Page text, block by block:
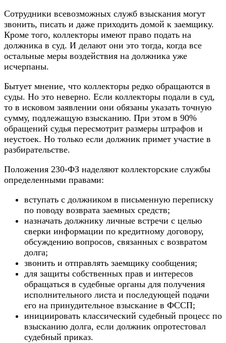
Сотрудники всевозможных служб взыскания могут
звонить, писать и даже приходить домой к заемщику.
Кроме того, коллекторы имеют право подать на
должника в суд. И делают они это тогда, когда все
остальные меры воздействия на должника уже
исчерпаны.
Бытует мнение, что коллекторы редко обращаются в
суды. Но это неверно. Если коллекторы подали в суд,
то в исковом заявлении они обязаны указать точную
сумму, подлежащую взысканию. При этом в 90%
обращений судья пересмотрит размеры штрафов и
неустоек. Но только если должник примет участие в
разбирательстве.
Положения 230-ФЗ наделяют коллекторские службы
определенными правами:
вступать с должником в письменную переписку
по поводу возврата заемных средств;
назначать должнику личные встречи с целью
сверки информации по кредитному договору,
обсуждению вопросов, связанных с возвратом
долга;
звонить и отправлять заемщику сообщения;
для защиты собственных прав и интересов
обращаться в судебные органы для получения
исполнительного листа и последующей подачи
его на принудительное взыскание в ФССП;
инициировать классический судебный процесс по
взысканию долга, если должник опротестовал
судебный приказ.